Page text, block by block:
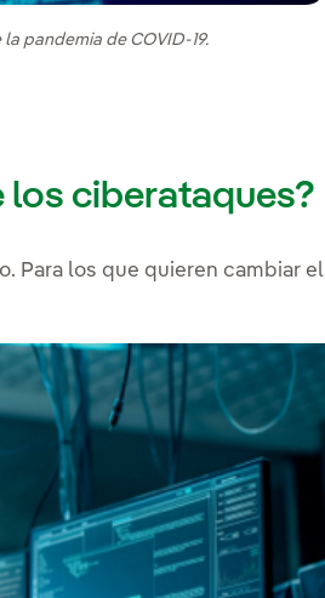
pandemia de COVID-19.
los ciberataques?
Para los que quieren cambiar el